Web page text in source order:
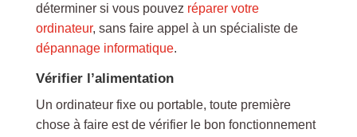
déterminer si vous pouvez réparer votre
ordinateur, sans faire appel à un spécialiste de
dépannage informatique.
Vérifier l’alimentation
Un ordinateur fixe ou portable, toute première
chose à faire est de vérifier le bon fonctionnement